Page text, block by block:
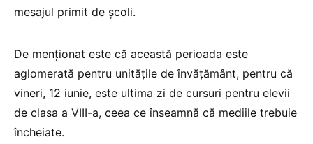
mesajul primit de școli.
De menționat este că această perioada este
aglomerată pentru unitățile de învățământ, pentru că
vineri, 12 iunie, este ultima zi de cursuri pentru elevii
de clasa a VIII-a, ceea ce înseamnă că mediile trebuie
încheiate.